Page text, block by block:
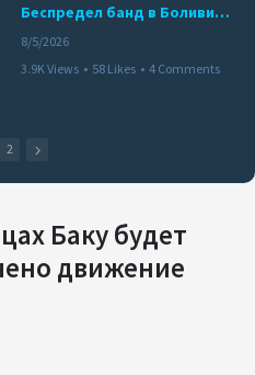
Беспредел банд в Боливии. Расправы над наркоторговцами
8/5/2026
3.9K Views • 58 Likes • 4 Comments
2
Баку будет
движение